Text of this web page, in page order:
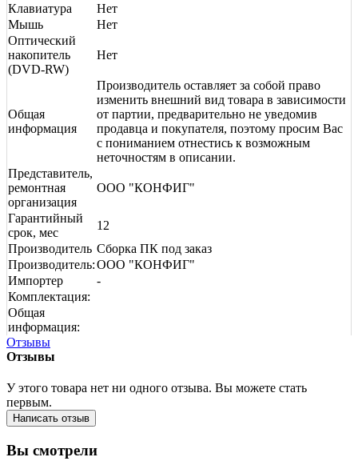
Клавиатура
Нет
Мышь
Нет
Оптический
накопитель
(DVD-RW)
Нет
Общая
информация
Производитель оставляет за собой право
изменить внешний вид товара в зависимости
от партии, предварительно не уведомив
продавца и покупателя, поэтому просим Вас
с пониманием отнестись к возможным
неточностям в описании.
Представитель,
ремонтная
организация
ООО "КОНФИГ"
Гарантийный
срок, мес
12
Производитель Сборка ПК под заказ
Производитель:ООО "КОНФИГ"
Импортер
-
Комплектация:
Общая
информация:
Отзывы
Отзывы
У этого товара нет ни одного отзыва. Вы можете стать
первым.
Написать отзыв
Вы смотрели